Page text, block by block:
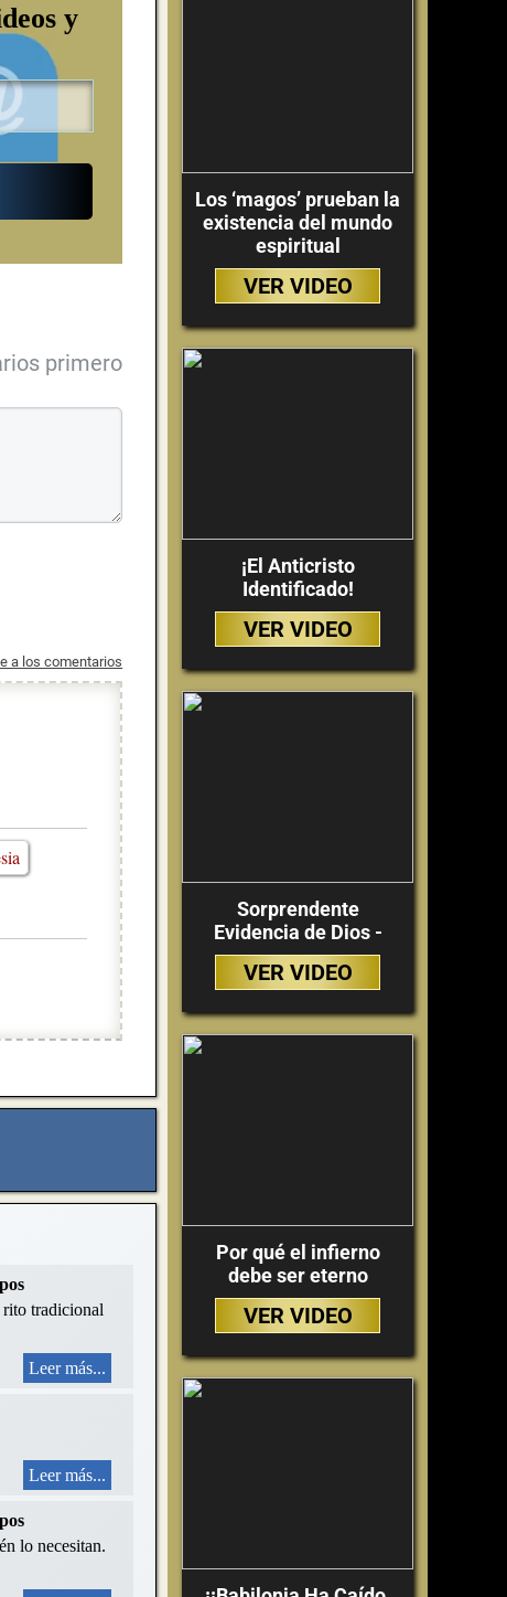
y
primero
a los comentarios
rito tradicional
Leer más...
Leer más...
lo necesitan.
Los ‘magos’ prueban la
existencia del mundo
espiritual
VER VIDEO
¡El Anticristo
Identificado!
VER VIDEO
Sorprendente
Evidencia de Dios -
VER VIDEO
Por qué el infierno
debe ser eterno
VER VIDEO